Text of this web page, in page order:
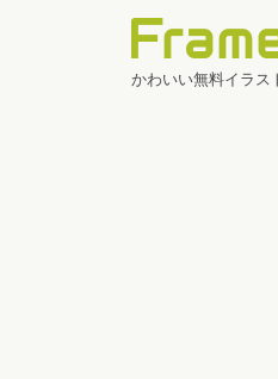
かわいい無料イラス